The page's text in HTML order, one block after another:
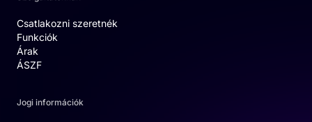
Csatlakozni szeretnék
Funkciók
Árak
ÁSZF
Jogi információk